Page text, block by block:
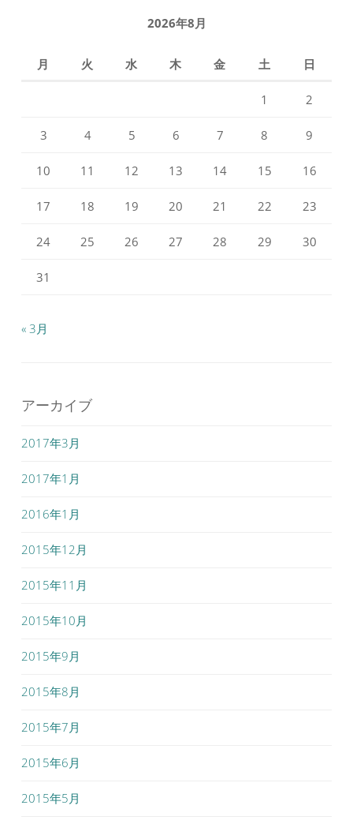
を
2026年8月
月 火 水 木 金 土 日
1 2
3 4 5 6 7 8 9
10 11 12 13 14 15 16
17 18 19 20 21 22 23
24 25 26 27 28 29 30
31
« 3月
アーカイブ
2017年3月
2017年1月
2016年1月
2015年12月
2015年11月
2015年10月
2015年9月
2015年8月
2015年7月
2015年6月
2015年5月